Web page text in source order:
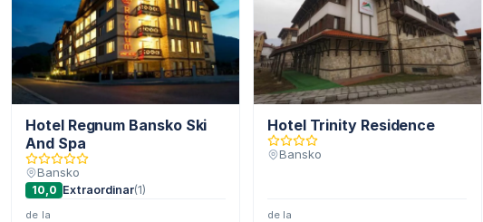
Hotel Regnum Bansko Ski
And Spa
Bansko
10,0 Extraordinar(1)
de la
Hotel Trinity Residence
Bansko
de la